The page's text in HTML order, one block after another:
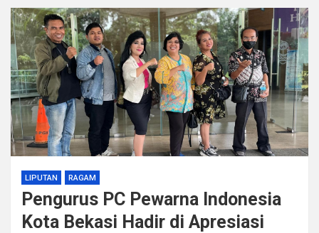
LIPUTAN RAGAM
Pengurus PC Pewarna Indonesia
Kota Bekasi Hadir di Apresiasi